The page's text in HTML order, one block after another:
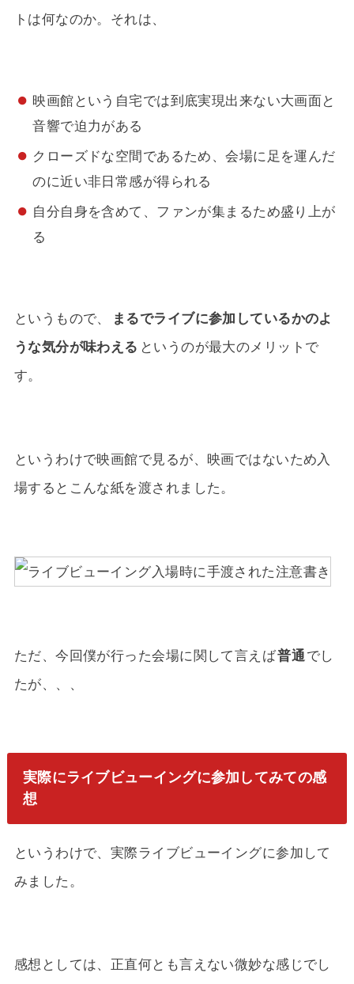
トは何なのか。それは、
映画館という自宅では到底実現出来ない大画面と
音響で迫力がある
クローズドな空間であるため、会場に足を運んだ
のに近い非日常感が得られる
自分自身を含めて、ファンが集まるため盛り上が
る
というもので、
まるでライブに参加しているかのよ
うな気分が味わえる というのが最大のメリットで
す。
というわけで映画館で見るが、映画ではないため入
場するとこんな紙を渡されました。
ただ、今回僕が行った会場に関して言えば普通 でし
たが、、、
実際にライブビューイングに参加してみての感
想
というわけで、実際ライブビューイングに参加して
みました。
感想としては、正直何とも言えない微妙な感じでし